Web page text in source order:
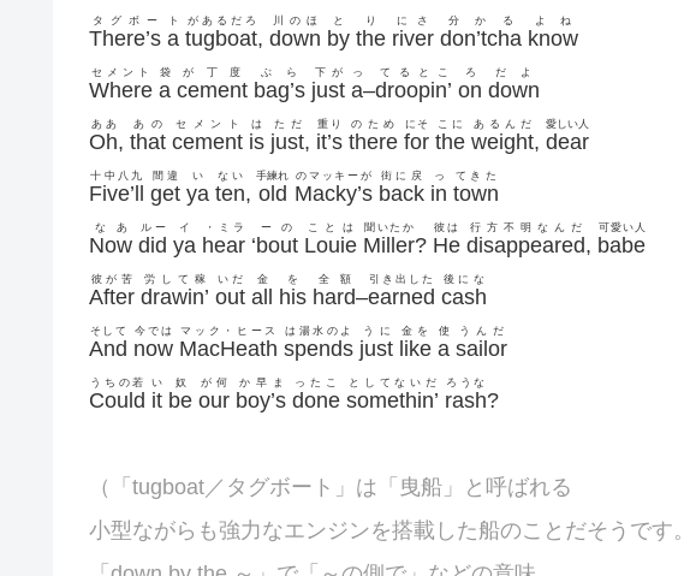
There’s
タグボー
a
ト
tugboat
があるだろ
, down
川のほ
by
と
the
り
river
にさ
don’tcha
分かる
know
よね
Where
セメント
a
袋
cement
が丁度
bag’s
ぶら
just
下が
a
っ
–droopin’
てるとこ
on
ろ
down
だよ
Oh
ああ
, that
あの
cement
セメント
is
は
just
ただ
, it’s
重り
there
のため
for
にそ
the
こに
weight
あるんだ
, dear
愛しい人
Five’ll
十中八九
get
間違
ya
い
ten
ない
, old
手練れ
Macky’s
のマッキーが
back
街に戻
in
っ
town
てきた
Now
なあ
did
ルー
ya
イ
hear
・ミラ
‘bout
ーの
Louie
ことは
Miller
聞いたか
? He
彼は
disappeared
行方不明なんだ
, babe
可愛い人
After
彼が苦
drawin’
労して稼
out
いだ
all
金
his
を
hard
全額
–earned
引き出した
cash
後にな
And
そして
now
今では
MacHeath
マック・ヒース
spends
は湯水のよ
just
うに
like
金を
a
使
sailor
うんだ
Could
うちの若
it
い
be
奴
our
が何
boy’s
か早ま
done
ったこ
somethin’
としてないだ
rash
ろうな
?
（「 tugboat／タグボート」は「曳船」と呼ばれる
小型ながらも強力なエンジンを搭載した船のことだそうです。